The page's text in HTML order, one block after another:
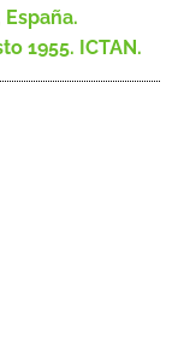
1955. ICTAN.